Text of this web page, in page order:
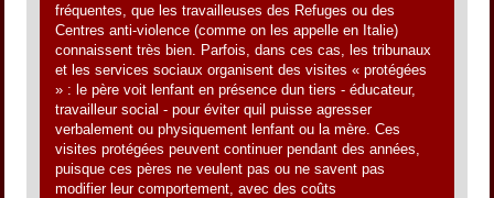
fréquentes, que les travailleuses des Refuges ou des
Centres anti-violence (comme on les appelle en Italie)
connaissent très bien. Parfois, dans ces cas, les tribunaux
et les services sociaux organisent des visites « protégées
» : le père voit lenfant en présence dun tiers - éducateur,
travailleur social - pour éviter quil puisse agresser
verbalement ou physiquement lenfant ou la mère. Ces
visites protégées peuvent continuer pendant des années,
puisque ces pères ne veulent pas ou ne savent pas
modifier leur comportement, avec des coûts